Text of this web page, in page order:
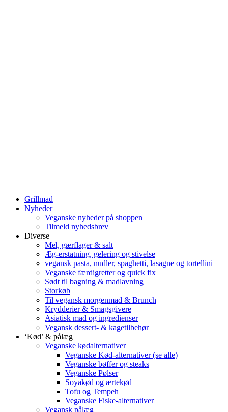
Grillmad
Nyheder
Veganske nyheder på shoppen
Tilmeld nyhedsbrev
Diverse
Mel, gærflager & salt
Æg-erstatning, gelering og stivelse
vegansk pasta, nudler, spaghetti, lasagne og tortellini
Veganske færdigretter og quick fix
Sødt til bagning & madlavning
Storkøb
Til vegansk morgenmad & Brunch
Krydderier & Smagsgivere
Asiatisk mad og ingredienser
Vegansk dessert- & kagetilbehør
‘Kød’ & pålæg
Veganske kødalternativer
Veganske Kød-alternativer (se alle)
Veganske bøffer og steaks
Veganske Pølser
Soyakød og ærtekød
Tofu og Tempeh
Veganske Fiske-alternativer
Vegansk pålæg